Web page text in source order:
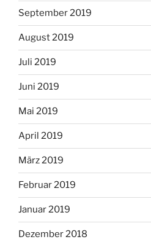
September 2019
August 2019
Juli 2019
Juni 2019
Mai 2019
April 2019
März 2019
Februar 2019
Januar 2019
Dezember 2018